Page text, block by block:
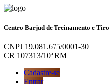
Centro Barjud de Treinamento e Tiro
CNPJ 19.081.675/0001-30
CR 107313/10ª RM
Cadastre-se
Entrar